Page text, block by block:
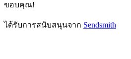
ขอบคุณ!
ได้รับการสนับสนุนจาก Sendsmith